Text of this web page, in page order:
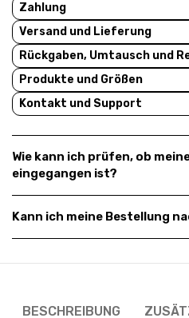
Zahlung
Versand und Lieferung
Rückgaben, Umtausch und
Produkte und Größen
Kontakt und Support
Wie kann ich prüfen, ob
eingegangen ist?
Kann ich meine Bestellung
BESCHREIBUNG